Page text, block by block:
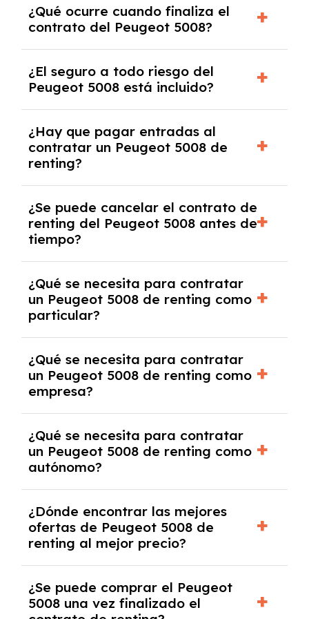
contrato y puede variar entre 10,000 y
30,000 km anuales. Si excedes ese límite,
puede haber un cargo adicional.
¿Qué ocurre cuando finaliza el
contrato del Peugeot 5008?
coche, renovarlo por uno nuevo o, en algunos
casos, comprarlo a un precio previamente
acordado.
¿El seguro a todo riesgo del
Peugeot 5008 está incluido?
5008 con el seguro a todo riesgo sin
franquicia incluido dentro de las cuotas
mensuales.
¿Hay que pagar entradas al
contratar un Peugeot 5008 de
renting?
tendrás que pagar ningún tipo de entrada
salvo en casos que lo exija el proveedor
debido al resultado del estudio de viabilidad
económica.
¿Se puede cancelar el contrato de
renting del Peugeot 5008 antes de
tiempo?
pero puede haber penalizaciones por
cancelación anticipada. Es importante revisar
las condiciones del contrato y hablar con un
experto que te asesore.
¿Qué se necesita para contratar
un Peugeot 5008 de renting como
particular?
y, en algunos casos, una consulta de solvencia
crediticia y un pago inicial.
¿Qué se necesita para contratar
un Peugeot 5008 de renting como
empresa?
documentación financiera y, en algunos
casos, un informe de solvencia de la empresa
y un pago inicial.
¿Qué se necesita para contratar
un Peugeot 5008 de renting como
autónomo?
autónomos, justificante de ingresos y, en
algunos casos, un informe fiscal y un pago
inicial.
¿Dónde encontrar las mejores
ofertas de Peugeot 5008 de
renting al mejor precio?
mejores ofertas de vehículos de renting con
todos los gastos incluidos y sin pagar
¿Se puede comprar el Peugeot
5008 una vez finalizado el